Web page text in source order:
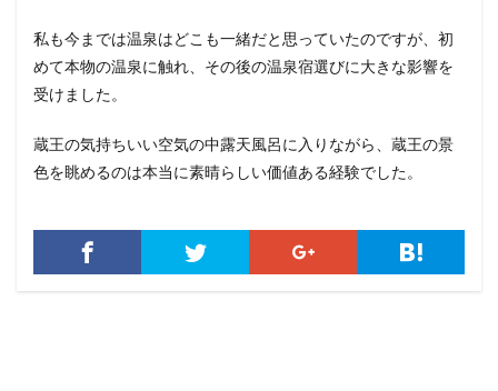
私も今までは温泉はどこも一緒だと思っていたのですが、初
めて本物の温泉に触れ、その後の温泉宿選びに大きな影響を
受けました。
蔵王の気持ちいい空気の中露天風呂に入りながら、蔵王の景
色を眺めるのは本当に素晴らしい価値ある経験でした。